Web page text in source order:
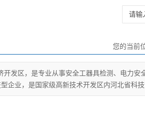
您的当前
发区，是专业从事安全工器具检测、电力
企业，是国家级高新技术开发区内河北省科